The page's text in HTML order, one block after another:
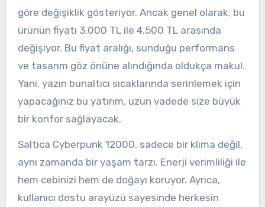
göre değişiklik gösteriyor. Ancak genel olarak, bu
ürünün fiyatı 3.000 TL ile 4.500 TL arasında
değişiyor. Bu fiyat aralığı, sunduğu performans
ve tasarım göz önüne alındığında oldukça makul.
Yani, yazın bunaltıcı sıcaklarında serinlemek için
yapacağınız bu yatırım, uzun vadede size büyük
bir konfor sağlayacak.
Saltica Cyberpunk 12000, sadece bir klima değil,
aynı zamanda bir yaşam tarzı. Enerji verimliliği ile
hem cebinizi hem de doğayı koruyor. Ayrıca,
kullanıcı dostu arayüzü sayesinde herkesin